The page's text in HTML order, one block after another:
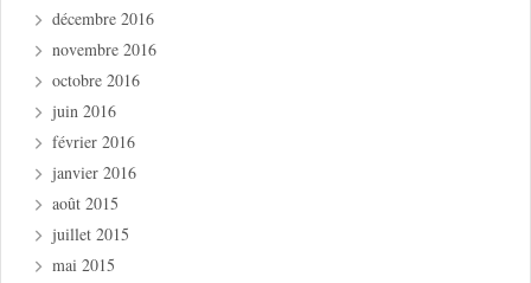
décembre 2016
novembre 2016
octobre 2016
juin 2016
février 2016
janvier 2016
août 2015
juillet 2015
mai 2015